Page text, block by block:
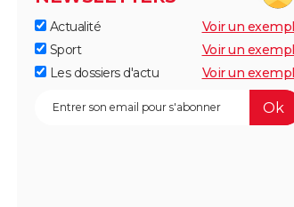
Actualité
Voir un
Sport
Voir un
Les dossiers d'actu
Voir un